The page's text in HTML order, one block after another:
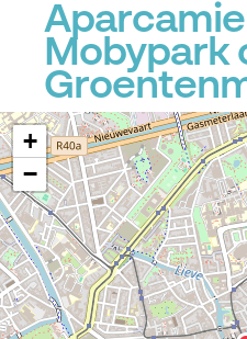
Mobypark
+
−